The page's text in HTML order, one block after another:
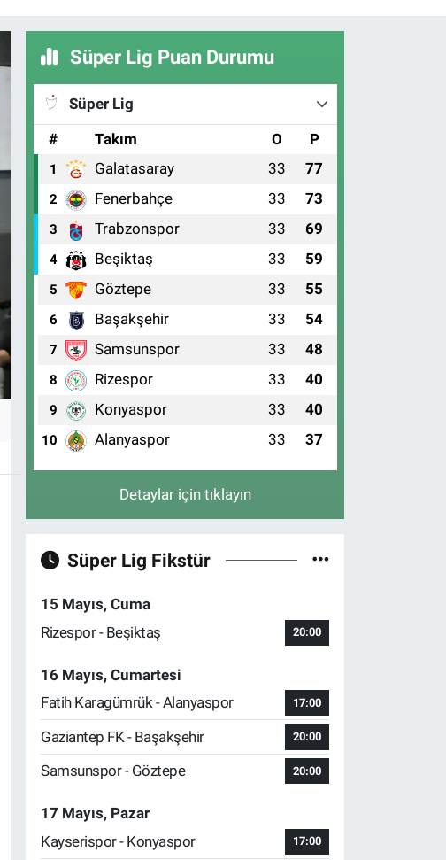
Süper Lig Puan Durumu
Süper Lig
#
Takım O P
1 Galatasaray 33 77
2 Fenerbahçe 33 73
3 Trabzonspor 33 69
4 Beşiktaş 33 59
5 Göztepe 33 55
6 Başakşehir 33 54
7 Samsunspor 33 48
8 Rizespor 33 40
9 Konyaspor 33 40
10 Alanyaspor 33 37
Detaylar için tıklayın
Süper Lig Fikstür
15 Mayıs, Cuma
Rizespor - Beşiktaş
20:00
16 Mayıs, Cumartesi
Fatih Karagümrük - Alanyaspor
17:00
Gaziantep FK - Başakşehir 20:00
Samsunspor - Göztepe 20:00
17 Mayıs, Pazar
Kayserispor - Konyaspor
17:00